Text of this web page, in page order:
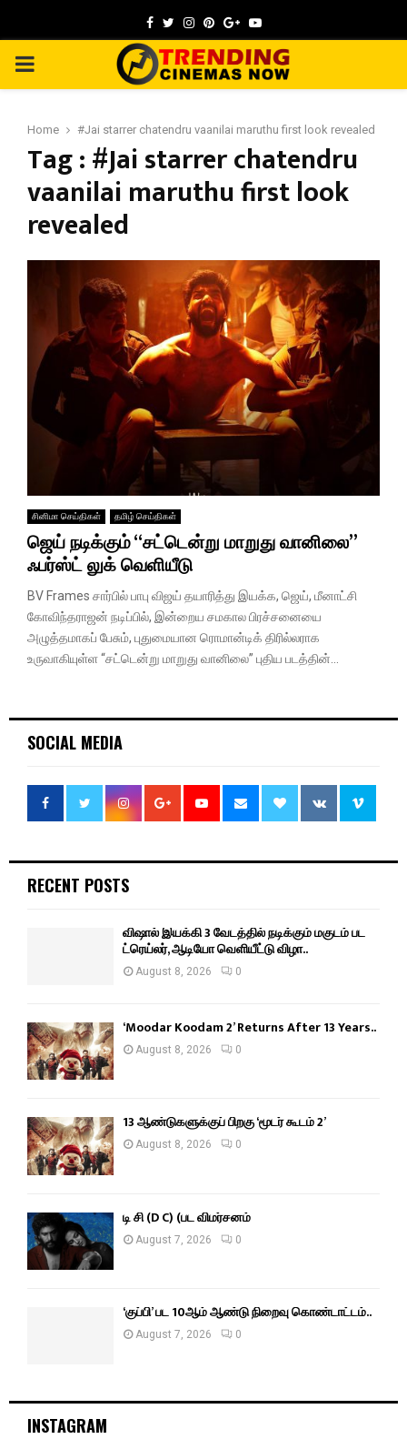
Facebook
TwitterInstagram
Pinterest
GoogleYoutube
PRIMARY
Home #Jai starrer chatendru vaanilai maruthu first look revealed
Tag : #Jai starrer chatendru
vaanilai maruthu first look
revealed
சினிமா செய்திகள் தமிழ் செய்திகள்
ஜெய் நடிக்கும் “சட்டென்று மாறுது வானிலை”
ஃபர்ஸ்ட் லுக் வெளியீடு
BV Frames சார்பில் பாபு விஜய் தயாரித்து இயக்க, ஜெய், மீனாட்சி
கோவிந்தராஜன் நடிப்பில், இன்றைய சமகால பிரச்சனையை
அழுத்தமாகப் பேசும், புதுமையான ரொமான்டிக் திரில்லராக
உருவாகியுள்ள “சட்டென்று மாறுது வானிலை” புதிய படத்தின்...
SOCIAL MEDIA
RECENT POSTS
விஷால் இயக்கி 3 வேடத்தில் நடிக்கும் மகுடம் பட
ட்ரெய்லர், ஆடியோ வெளியீட்டு விழா..
August 8, 2026 0
‘Moodar Koodam 2’ Returns After 13 Years..
August 8, 2026 0
13 ஆண்டுகளுக்குப் பிறகு ‘மூடர் கூடம் 2’
August 8, 2026 0
டி சி (D C) (பட விமர்சனம்
August 7, 2026 0
‘குப்பி’ பட 10ஆம் ஆண்டு நிறைவு கொண்டாட்டம்..
August 7, 2026 0
INSTAGRAM